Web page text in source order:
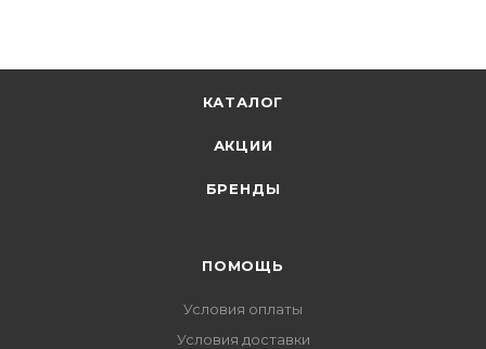
КАТАЛОГ
АКЦИИ
БРЕНДЫ
ПОМОЩЬ
Условия оплаты
Условия доставки